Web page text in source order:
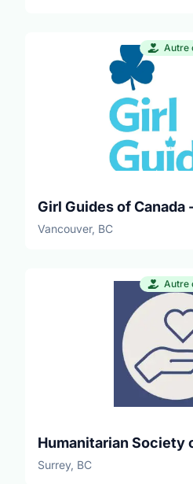
Autre
Girl Guides of
Vancouver, BC
Autre
Humanitarian Society
Surrey, BC